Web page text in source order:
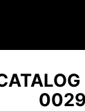
0029